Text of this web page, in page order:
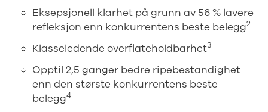
Eksepsjonell klarhet på grunn av 56 % lavere
refleksjon enn konkurrentens beste belegg2
Klasseledende overflateholdbarhet3
Opptil 2,5 ganger bedre ripebestandighet
enn den største konkurrentens beste
belegg4